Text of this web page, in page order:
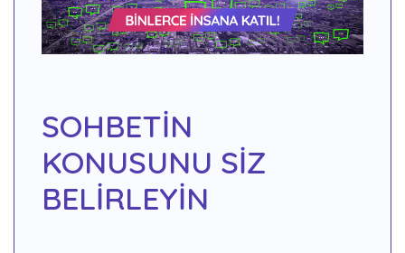
SOHBETİN
KONUSUNU SİZ
BELİRLEYİN